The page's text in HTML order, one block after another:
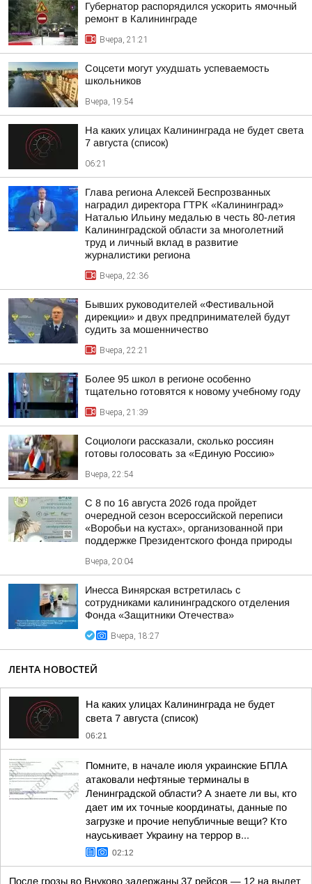
Губернатор распорядился ускорить ямочный
ремонт в Калининграде
Вчера, 21:21
Соцсети могут ухудшать успеваемость
школьников
Вчера, 19:54
На каких улицах Калининграда не будет света
7 августа (список)
06:21
Глава региона Алексей Беспрозванных
наградил директора ГТРК «Калининград»
Наталью Ильину медалью в честь 80-летия
Калининградской области за многолетний
труд и личный вклад в развитие
журналистики региона
Вчера, 22:36
Бывших руководителей «Фестивальной
дирекции» и двух предпринимателей будут
судить за мошенничество
Вчера, 22:21
Более 95 школ в регионе особенно
тщательно готовятся к новому учебному году
Вчера, 21:39
Социологи рассказали, сколько россиян
готовы голосовать за «Единую Россию»
Вчера, 22:54
С 8 по 16 августа 2026 года пройдет
очередной сезон всероссийской переписи
«Воробьи на кустах», организованной при
поддержке Президентского фонда природы
Вчера, 20:04
Инесса Винярская встретилась с
сотрудниками калининградского отделения
Фонда «Защитники Отечества»
Вчера, 18:27
ЛЕНТА НОВОСТЕЙ
На каких улицах Калининграда не будет
света 7 августа (список)
06:21
Помните, в начале июля украинские БПЛА
атаковали нефтяные терминалы в
Ленинградской области? А знаете ли вы, кто
дает им их точные координаты, данные по
загрузке и прочие непубличные вещи? Кто
науськивает Украину на террор в...
02:12
После грозы во Внуково задержаны 37 рейсов — 12 на вылет